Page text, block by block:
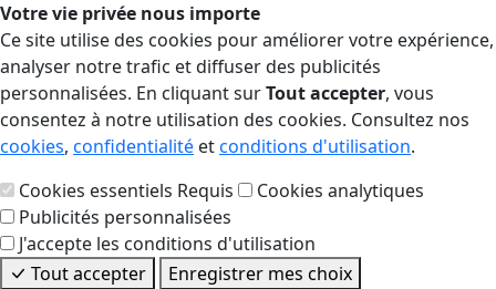
Votre vie privée nous importe
Ce site utilise des cookies pour améliorer votre expérience,
analyser notre trafic et diffuser des publicités
personnalisées. En cliquant surTout accepter, vous
consentez à notre utilisation des cookies. Consultez nos
cookies, confidentialité etconditions d'utilisation.
Cookies essentiels Requis
Cookies analytiques
Publicités personnalisées
J'accepte les conditions d'utilisation
Tout accepter
Enregistrer mes choix